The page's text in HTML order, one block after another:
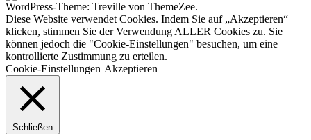
WordPress-Theme: Treville von ThemeZee.
Diese Website verwendet Cookies. Indem Sie auf „Akzeptieren“
klicken, stimmen Sie der Verwendung ALLER Cookies zu. Sie
können jedoch die "Cookie-Einstellungen" besuchen, um eine
kontrollierte Zustimmung zu erteilen.
Cookie-Einstellungen Akzeptieren
Schließen